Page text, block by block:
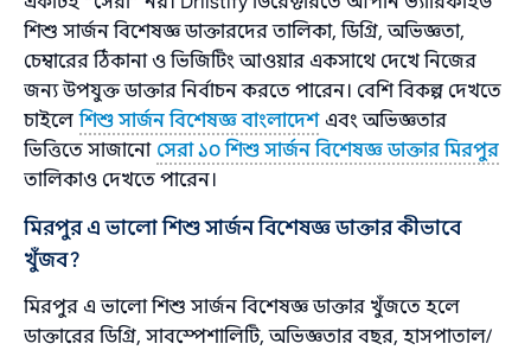
শিশু সার্জন বিশেষজ্ঞ ডাক্তারদের তালিকা, ডিগ্রি, অভিজ্ঞতা,
চেম্বারের ঠিকানা ও ভিজিটিং আওয়ার একসাথে দেখে নিজের
জন্য উপযুক্ত ডাক্তার নির্বাচন করতে পারেন। বেশি বিকল্প দেখতে
চাইলেশিশু সার্জন বিশেষজ্ঞ বাংলাদেশ এবং অভিজ্ঞতার
ভিত্তিতে সাজানো সেরা ১০ শিশু সার্জন বিশেষজ্ঞ ডাক্তার মিরপুর
তালিকাও দেখতে পারেন।
মিরপুর এ ভালো শিশু সার্জন বিশেষজ্ঞ ডাক্তার কীভাবে
খুঁজব?
মিরপুর এ ভালো শিশু সার্জন বিশেষজ্ঞ ডাক্তার খুঁজতে হলে
ডাক্তারের ডিগ্রি, সাবস্পেশালিটি, অভিজ্ঞতার বছর, হাসপাতাল/